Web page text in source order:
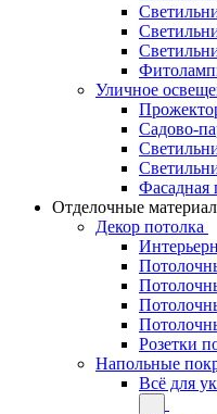
Уличное
Садово-
Фасадная
Отделочные
Декор потолка
Розетки
Напольные
Всё для